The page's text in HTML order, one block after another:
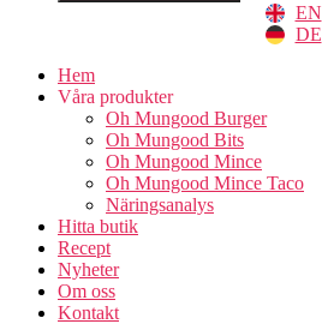
EN
DE
Hem
Våra produkter
Oh Mungood Burger
Oh Mungood Bits
Oh Mungood Mince
Oh Mungood Mince Taco
Näringsanalys
Hitta butik
Recept
Nyheter
Om oss
Kontakt